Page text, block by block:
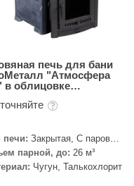
печь для бани
"Атмосфера
в облицовке
печи: Закрытая, С паровой
парной, до: 26 м³
Чугун, Талькохлорит